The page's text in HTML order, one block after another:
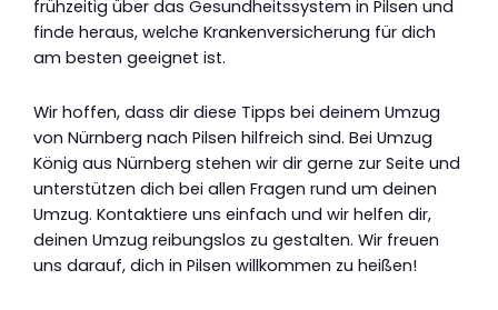
frühzeitig über das Gesundheitssystem in Pilsen und
finde heraus, welche Krankenversicherung für dich
am besten geeignet ist.
Wir hoffen, dass dir diese Tipps bei deinem Umzug
von Nürnberg nach Pilsen hilfreich sind. Bei Umzug
König aus Nürnberg stehen wir dir gerne zur Seite und
unterstützen dich bei allen Fragen rund um deinen
Umzug. Kontaktiere uns einfach und wir helfen dir,
deinen Umzug reibungslos zu gestalten. Wir freuen
uns darauf, dich in Pilsen willkommen zu heißen!